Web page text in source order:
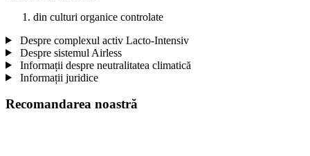
din culturi organice controlate
Despre complexul activ Lacto-Intensiv
Despre sistemul Airless
Informații despre neutralitatea climatică
Informații juridice
Recomandarea noastră